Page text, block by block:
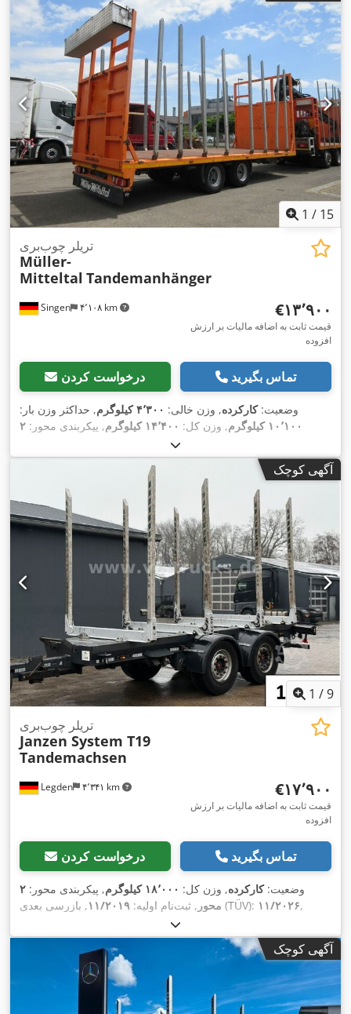
1 / 15
Singen ۴٬۱۰۸ km
تریلر چوب‌بری
Müller-
Mitteltal Tandemanhänger
‎€۱۳٬۹۰۰
قیمت ثابت به اضافه مالیات بر ارزش
افزوده
درخواست کردن تماس بگیرید
وضعیت:کارکرده, وزن خالی: ۴٬۳۰۰ کیلوگرم
, حداکثر وزن بار:
۱۰٬۱۰۰ کیلوگرم
, وزن کل: ۱۴٬۴۰۰ کیلوگرم , پیکربندی محور: ۲
, ثبت‌نام اولیه:
سیستم تعلیق:دیگر, سال ساخت:۲۰۱۴, نوع سوخت:بنزین, نوع
دیگر , کابین راننده: آگهی کوچک
1 /9
Legden ۴٬۳۴۱ km
تریلر چوب‌بری
Janzen System T19
Tandemachsen
‎€۱۷٬۹۰۰
قیمت ثابت به اضافه مالیات بر ارزش
افزوده
درخواست کردن تماس بگیرید
وضعیت:کارکرده, وزن کل: ۱۸٬۰۰۰ کیلوگرم , پیکربندی محور: ۲
محور , ثبت‌نام اولیه: ۱۱/۲۰۱۹ , بازرسی بعدی (TÜV): ۱۱/۲۰۲۶,
آگهی کوچک